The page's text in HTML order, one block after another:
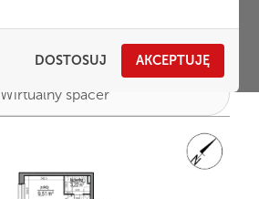
DOSTOSUJ AKCEPTUJĘ
Rzut 3D
Wirtualny spacer